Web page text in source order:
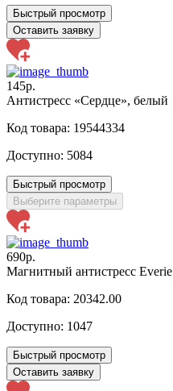
Быстрый просмотр
Оставить заявку
145р.
Антистресс «Сердце», белый
Код товара: 19544334
Доступно: 5084
Быстрый просмотр
Выберите параметры
690р.
Магнитный антистресс Everie
Код товара: 20342.00
Доступно: 1047
Быстрый просмотр
Оставить заявку